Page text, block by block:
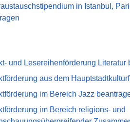
in Istanbul,
und Lesereihenförderung Literatur
aus dem
im Bereich Jazz
im Bereich religions- und